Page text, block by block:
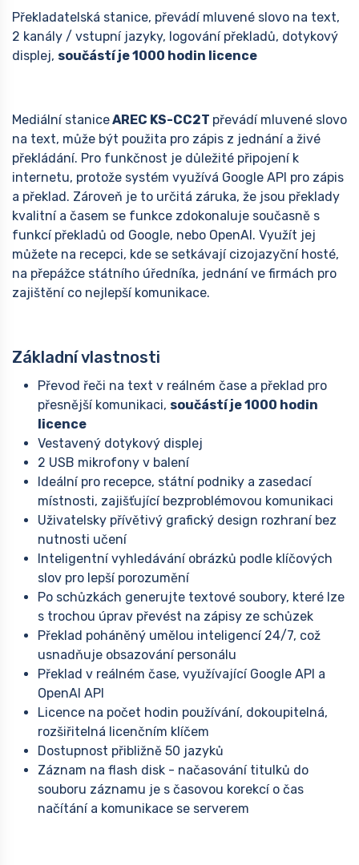
Překladatelská stanice, převádí mluvené slovo na text,
2 kanály / vstupní jazyky, logování překladů, dotykový
displej, součástí je 1000 hodin licence
Mediální staniceAREC KS-CC2T převádí mluvené slovo
na text, může být použita pro zápis z jednání a živé
překládání. Pro funkčnost je důležité připojení k
internetu, protože systém využívá Google API pro zápis
a překlad. Zároveň je to určitá záruka, že jsou překlady
kvalitní a časem se funkce zdokonaluje současně s
funkcí překladů od Google, nebo OpenAI. Využít jej
můžete na recepci, kde se setkávají cizojazyční hosté,
na přepážce státního úředníka, jednání ve firmách pro
zajištění co nejlepší komunikace.
Základní vlastnosti
Převod řeči na text v reálném čase a překlad pro
přesnější komunikaci, součástí je 1000 hodin
licence
Vestavený dotykový displej
2 USB mikrofony v balení
Ideální pro recepce, státní podniky a zasedací
místnosti, zajišťující bezproblémovou komunikaci
Uživatelsky přívětivý grafický design rozhraní bez
nutnosti učení
Inteligentní vyhledávání obrázků podle klíčových
slov pro lepší porozumění
Po schůzkách generujte textové soubory, které lze
s trochou úprav převést na zápisy ze schůzek
Překlad poháněný umělou inteligencí 24/7, což
usnadňuje obsazování personálu
Překlad v reálném čase, využívající Google API a
OpenAI API
Licence na počet hodin používání, dokoupitelná,
rozšiřitelná licenčním klíčem
Dostupnost přibližně 50 jazyků
Záznam na flash disk - načasování titulků do
souboru záznamu je s časovou korekcí o čas
načítání a komunikace se serverem